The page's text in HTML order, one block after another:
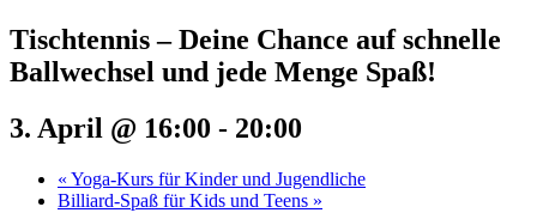
Tischtennis – Deine Chance auf schnelle
Ballwechsel und jede Menge Spaß!
3. April @ 16:00 - 20:00
« Yoga-Kurs für Kinder und Jugendliche
Billiard-Spaß für Kids und Teens »